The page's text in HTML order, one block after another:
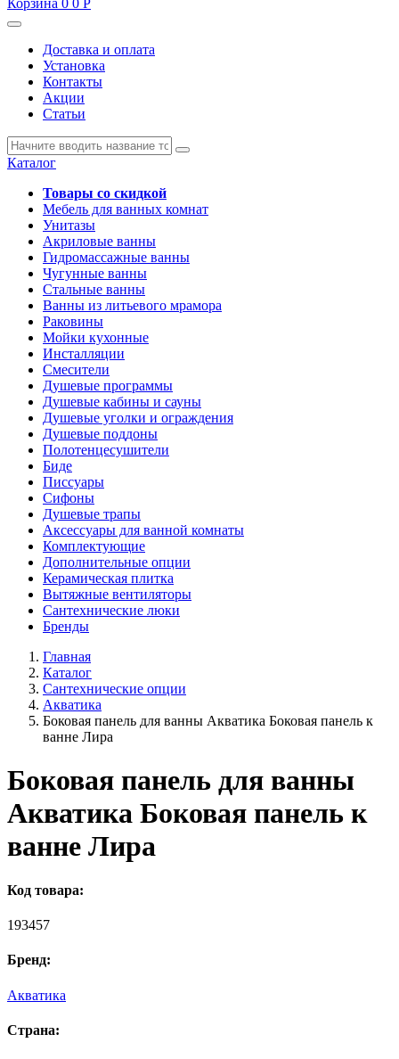
Корзина 0 0 Р
Доставка и оплата
Установка
Контакты
Акции
Статьи
Каталог
Товары со скидкой
Мебель для ванных комнат
Унитазы
Акриловые ванны
Гидромассажные ванны
Чугунные ванны
Стальные ванны
Ванны из литьевого мрамора
Раковины
Мойки кухонные
Инсталляции
Смесители
Душевые программы
Душевые кабины и сауны
Душевые уголки и ограждения
Душевые поддоны
Полотенцесушители
Биде
Писсуары
Сифоны
Душевые трапы
Аксессуары для ванной комнаты
Комплектующие
Дополнительные опции
Керамическая плитка
Вытяжные вентиляторы
Сантехнические люки
Бренды
Главная
Каталог
Сантехнические опции
Акватика
Боковая панель для ванны Акватика Боковая панель к
ванне Лира
Боковая панель для ванны
Акватика Боковая панель к
ванне Лира
Код товара:
193457
Бренд:
Акватика
Страна: